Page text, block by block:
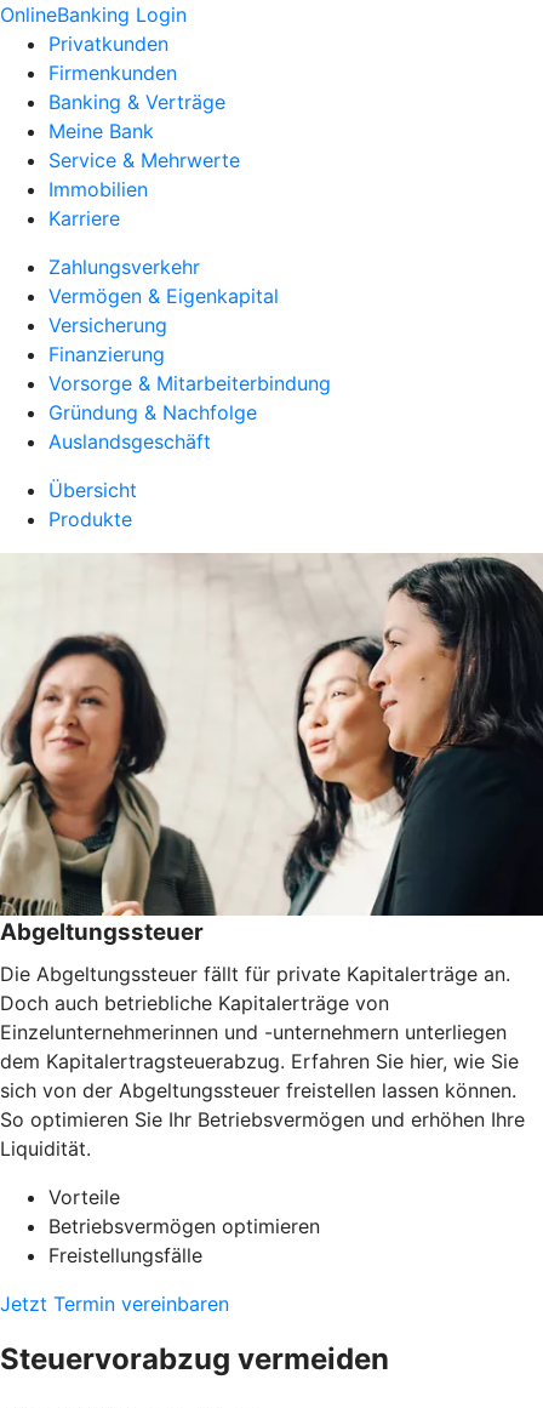
OnlineBanking Login
Privatkunden
Firmenkunden
Banking & Verträge
Meine Bank
Service & Mehrwerte
Immobilien
Karriere
Zahlungsverkehr
Vermögen & Eigenkapital
Versicherung
Finanzierung
Vorsorge & Mitarbeiterbindung
Gründung & Nachfolge
Auslandsgeschäft
Übersicht
Produkte
Abgeltungssteuer
Die Abgeltungssteuer fällt für private Kapitalerträge an.
Doch auch betriebliche Kapitalerträge von
Einzelunternehmerinnen und -unternehmern unterliegen
dem Kapitalertragsteuerabzug. Erfahren Sie hier, wie Sie
sich von der Abgeltungssteuer freistellen lassen können.
So optimieren Sie Ihr Betriebsvermögen und erhöhen Ihre
Liquidität.
Vorteile
Betriebsvermögen optimieren
Freistellungsfälle
Jetzt Termin vereinbaren
Steuervorabzug vermeiden